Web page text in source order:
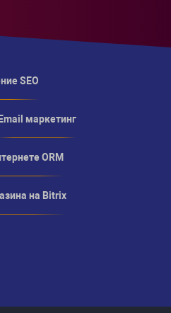
SEO
Email маркетинг
ORM
на Bitrix